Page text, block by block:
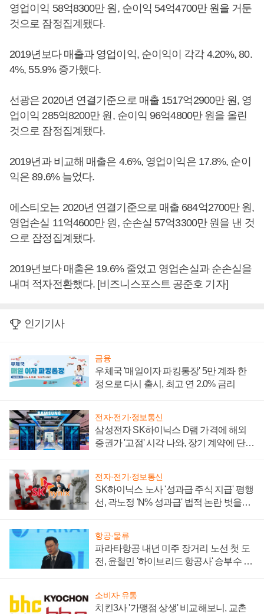
영업이익 58억8300만 원, 순이익 54억4700만 원을 거둔
것으로 잠정집계됐다.
2019년보다 매출과 영업이익, 순이익이 각각 4.20%, 80.
4%, 55.9% 증가했다.
선광은 2020년 연결기준으로 매출 1517억2900만 원, 영
업이익 285억8200만 원, 순이익 96억4800만 원을 올린
것으로 잠정집계됐다.
2019년과 비교해 매출은 4.6%, 영업이익은 17.8%, 순이
익은 89.6% 늘었다.
에스티오는 2020년 연결기준으로 매출 684억2700만 원,
영업손실 11억4600만 원, 순손실 57억3300만 원을 낸 것
으로 잠정집계됐다.
2019년보다 매출은 19.6% 줄었고 영업손실과 순손실을
내며 적자전환했다. [비즈니스포스트 공준호 기자]
인기기사
금융
우체국 '매일이자 파킹통장' 5만 계좌 한
정으로 다시 출시, 최고 연 2.0% 금리
전자·전기·정보통신
삼성전자 SK하이닉스 D램 가격에 해외
증권가 '고점' 시각 나와, 장기 계약에 단점
전자·전기·정보통신
SK하이닉스 노사 '성과급 주식 지급' 평행
선, 곽노정 'N% 성과급' 법적 논란 벗을지
항공·물류
파라타항공 내년 미주 장거리 노선 첫 도
전, 윤철민 '하이브리드 항공사' 승부수 통
소비자·유통
치킨3사 '가맹점 상생' 비교해보니, 교촌